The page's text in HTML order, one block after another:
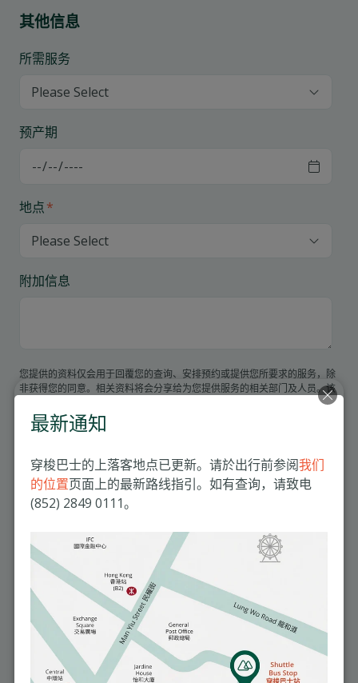
其他信息
所需服务
预产期
地点*
附加信息
您提供的资料仅会用于回覆您的查询、安排预约或提供您所要求的服务，除
非获得您的同意。相关资料将会分享给为您提供服务的相关部门及人员。该
。我
们只会在您勾选下方适当的选项后，向您发送此类资讯。
人资料。
我愿意收取有关健康和医疗服务的提示 (例如提示您作年度身体检
查) 。*
我愿意收取医院宣传资料。
为了满足您的服务需求，我们需要储存及处理您的个人资料。若您同意我们
为此储存您的个人资料，请勾选下方的选框。
我同意明德国际医院储存及处理我的个人资料。
您可以随时取消订阅这些资讯。如欲了解更多关于如何取消订阅、我们隐私
保障措施，以及我们如何致力于保障和尊重您的个人隐私，请查阅我们的
《隐私政策》。
最新通知
穿梭巴士的上落客地点已更新。请於出行前参阅我们
的位置页面上的最新路线指引。如有查询，请致电
(852) 2849 0111。